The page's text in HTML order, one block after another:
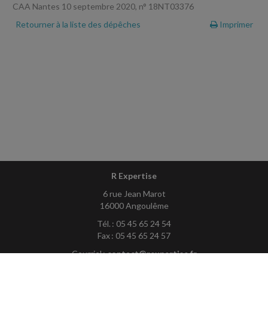
CAA Nantes 10 septembre 2020, n° 18NT03376
Retourner à la liste des dépêches
Imprimer
R Expertise
6 rue Jean Marot
16000 Angoulême
Tél. : 05 45 65 24 54
Fax : 05 45 65 24 57
Courriel :contact@rexpertise.fr